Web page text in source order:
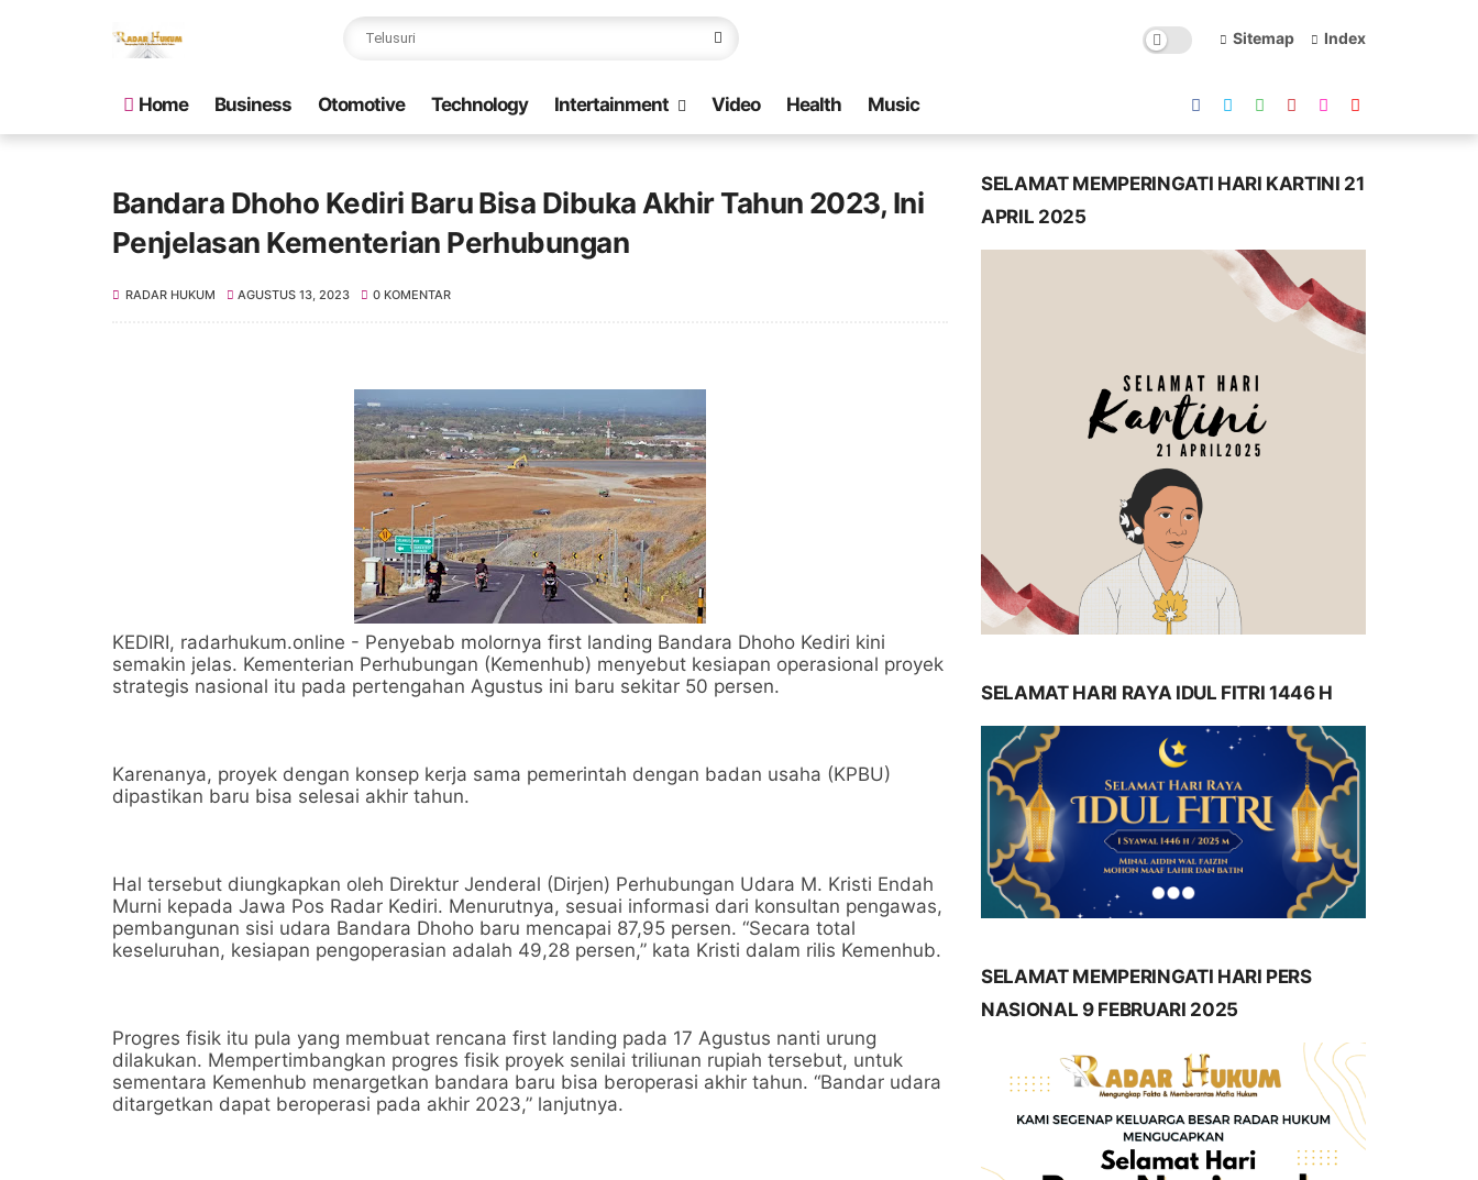
Sitemap Index
Home Business Otomotive Technology Intertainment Video Health Music
Bandara Dhoho Kediri Baru Bisa Dibuka Akhir Tahun 2023, Ini
Penjelasan Kementerian Perhubungan
RADAR HUKUM AGUSTUS 13, 2023 0 KOMENTAR
KEDIRI, radarhukum.online - Penyebab molornya first landing Bandara Dhoho Kediri kini
semakin jelas. Kementerian Perhubungan (Kemenhub) menyebut kesiapan operasional proyek
strategis nasional itu pada pertengahan Agustus ini baru sekitar 50 persen.
Karenanya, proyek dengan konsep kerja sama pemerintah dengan badan usaha (KPBU)
dipastikan baru bisa selesai akhir tahun.
Hal tersebut diungkapkan oleh Direktur Jenderal (Dirjen) Perhubungan Udara M. Kristi Endah
Murni kepada Jawa Pos Radar Kediri. Menurutnya, sesuai informasi dari konsultan pengawas,
pembangunan sisi udara Bandara Dhoho baru mencapai 87,95 persen. “Secara total
keseluruhan, kesiapan pengoperasian adalah 49,28 persen,” kata Kristi dalam rilis Kemenhub.
Progres fisik itu pula yang membuat rencana first landing pada 17 Agustus nanti urung
dilakukan. Mempertimbangkan progres fisik proyek senilai triliunan rupiah tersebut, untuk
sementara Kemenhub menargetkan bandara baru bisa beroperasi akhir tahun. “Bandar udara
ditargetkan dapat beroperasi pada akhir 2023,” lanjutnya.
SELAMAT MEMPERINGATI HARI KARTINI 21
APRIL 2025
SELAMAT HARI RAYA IDUL FITRI 1446 H
SELAMAT MEMPERINGATI HARI PERS
NASIONAL 9 FEBRUARI 2025